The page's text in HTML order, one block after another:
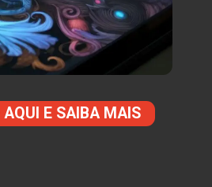
E SAIBA MAIS